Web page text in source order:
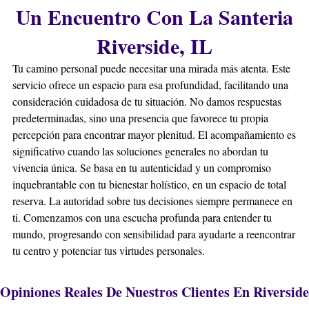
Un Encuentro Con La Santeria
Riverside, IL
Tu camino personal puede necesitar una mirada más atenta. Este
servicio ofrece un espacio para esa profundidad, facilitando una
consideración cuidadosa de tu situación. No damos respuestas
predeterminadas, sino una presencia que favorece tu propia
percepción para encontrar mayor plenitud. El acompañamiento es
significativo cuando las soluciones generales no abordan tu
vivencia única. Se basa en tu autenticidad y un compromiso
inquebrantable con tu bienestar holístico, en un espacio de total
reserva. La autoridad sobre tus decisiones siempre permanece en
ti. Comenzamos con una escucha profunda para entender tu
mundo, progresando con sensibilidad para ayudarte a reencontrar
tu centro y potenciar tus virtudes personales.
Opiniones Reales De Nuestros Clientes En Riverside